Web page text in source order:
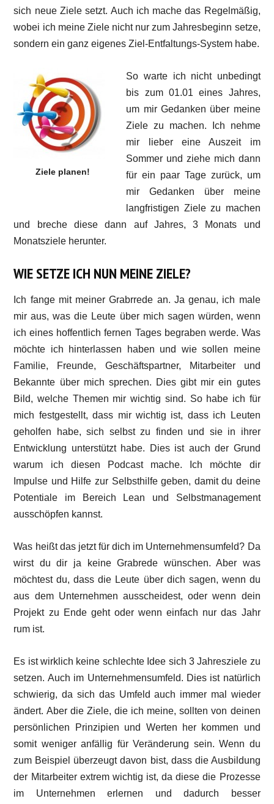
sich neue Ziele setzt. Auch ich mache das Regelmäßig,
wobei ich meine Ziele nicht nur zum Jahresbeginn setze,
sondern ein ganz eigenes Ziel-Entfaltungs-System habe.
Ziele planen!
So warte ich nicht unbedingt
bis zum 01.01 eines Jahres,
um mir Gedanken über meine
Ziele zu machen. Ich nehme
mir lieber eine Auszeit im
Sommer und ziehe mich dann
für ein paar Tage zurück, um
mir Gedanken über meine
langfristigen Ziele zu machen
und breche diese dann auf Jahres, 3 Monats und
Monatsziele herunter.
WIE SETZE ICH NUN MEINE ZIELE?
Ich fange mit meiner Grabrrede an. Ja genau, ich male
mir aus, was die Leute über mich sagen würden, wenn
ich eines hoffentlich fernen Tages begraben werde. Was
möchte ich hinterlassen haben und wie sollen meine
Familie, Freunde, Geschäftspartner, Mitarbeiter und
Bekannte über mich sprechen. Dies gibt mir ein gutes
Bild, welche Themen mir wichtig sind. So habe ich für
mich festgestellt, dass mir wichtig ist, dass ich Leuten
geholfen habe, sich selbst zu finden und sie in ihrer
Entwicklung unterstützt habe. Dies ist auch der Grund
warum ich diesen Podcast mache. Ich möchte dir
Impulse und Hilfe zur Selbsthilfe geben, damit du deine
Potentiale im Bereich Lean und Selbstmanagement
ausschöpfen kannst.
Was heißt das jetzt für dich im Unternehmensumfeld? Da
wirst du dir ja keine Grabrede wünschen. Aber was
möchtest du, dass die Leute über dich sagen, wenn du
aus dem Unternehmen ausscheidest, oder wenn dein
Projekt zu Ende geht oder wenn einfach nur das Jahr
rum ist.
Es ist wirklich keine schlechte Idee sich 3 Jahresziele zu
setzen. Auch im Unternehmensumfeld. Dies ist natürlich
schwierig, da sich das Umfeld auch immer mal wieder
ändert. Aber die Ziele, die ich meine, sollten von deinen
persönlichen Prinzipien und Werten her kommen und
somit weniger anfällig für Veränderung sein. Wenn du
zum Beispiel überzeugt davon bist, dass die Ausbildung
der Mitarbeiter extrem wichtig ist, da diese die Prozesse
im Unternehmen erlernen und dadurch besser